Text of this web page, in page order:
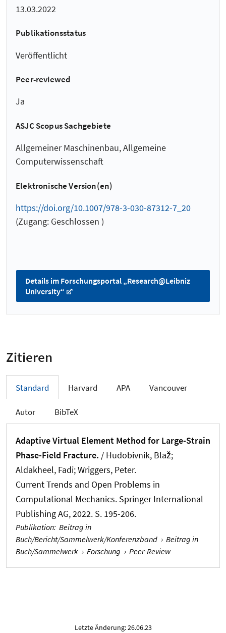
13.03.2022
Publikationsstatus
Veröffentlicht
Peer-reviewed
Ja
ASJC Scopus Sachgebiete
Allgemeiner Maschinenbau, Allgemeine
Computerwissenschaft
Elektronische Version(en)
https://doi.org/10.1007/978-3-030-87312-7_20
(Zugang: Geschlossen )
Details im Forschungsportal „Research@Leibniz
University“
Zitieren
Standard Harvard APA Vancouver
Autor BibTeX
Adaptive Virtual Element Method for Large-Strain
Phase-Field Fracture. / Hudobivnik, Blaž;
Aldakheel, Fadi; Wriggers, Peter.
Current Trends and Open Problems in
Computational Mechanics. Springer International
Publishing AG, 2022. S. 195-206.
Publikation: Beitrag in
Buch/Bericht/Sammelwerk/Konferenzband › Beitrag in
Buch/Sammelwerk › Forschung › Peer-Review
Letzte Änderung: 26.06.23